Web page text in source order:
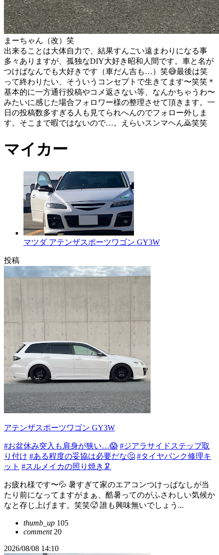
まーちゃん（改）笑
出来ることは大体自力で、結果すんごい遠まわりになる事
多々ありますが、孤独なDIY大好き昭和人間です。車と名が
つけばなんでも大好きです（車だん吉も…）笑😅最後は笑
って終わりたい、そういうコンセプトで生きてます〜笑笑＊
基本的に一方通行投稿やコメ返さない等、なんかちゃうわ〜
みたいに感じた場合フォロワー様の整理させて頂きます。一
日の投稿数多すぎる人も見てられへんのでフォロー外しま
す。そこまで暇ではないので…。えらいスンマヘん🙇笑笑
マイカー
マツダ アテンザスポーツワゴン GY3W
投稿
アテンザスポーツワゴン GY3W
#お盆休み突入も肩身が狭い…😱 #ジアラサイドステップ取
り付け #ある程度の妥協は必要だな🤔 #タイヤパンク修理キ
ット #スルメイカの照り焼き🦑
お疲れ様です〜💦 暑すぎて家のエアコンつけっぱなしが当
たり前になってますがまぁ、酷暑ってのがふさわしい気候か
なと存じ上げます。笑笑🥵 誰も興味無いでしょう...
thumb_up 105
comment20
2026/08/08 14:10